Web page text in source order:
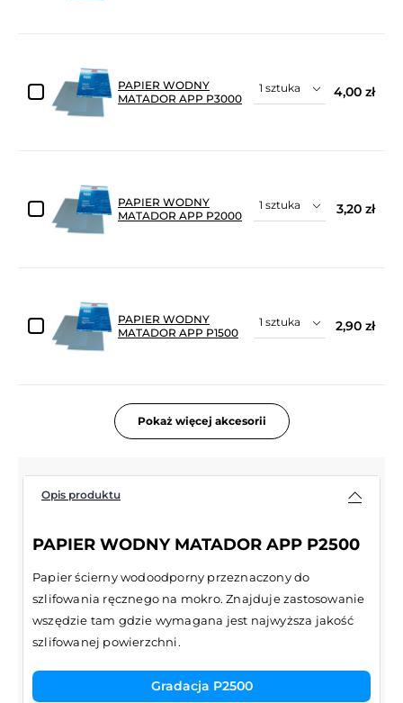
PAPIER WODNY
MATADOR APP P3000
4,00 zł
PAPIER WODNY
MATADOR APP P2000
3,20 zł
PAPIER WODNY
MATADOR APP P1500
2,90 zł
Pokaż więcej akcesorii
Opis produktu
PAPIER WODNY MATADOR APP P2500
Papier ścierny wodoodporny przeznaczony do
szlifowania ręcznego na mokro. Znajduje zastosowanie
wszędzie tam gdzie wymagana jest najwyższa jakość
szlifowanej powierzchni.
Gradacja P2500